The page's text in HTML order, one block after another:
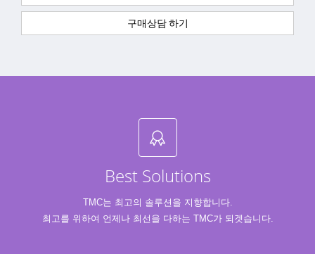
구매상담 하기
Best Solutions
TMC는 최고의 솔루션을 지향합니다.
최고를 위하여 언제나 최선을 다하는 TMC가 되겟습니다.